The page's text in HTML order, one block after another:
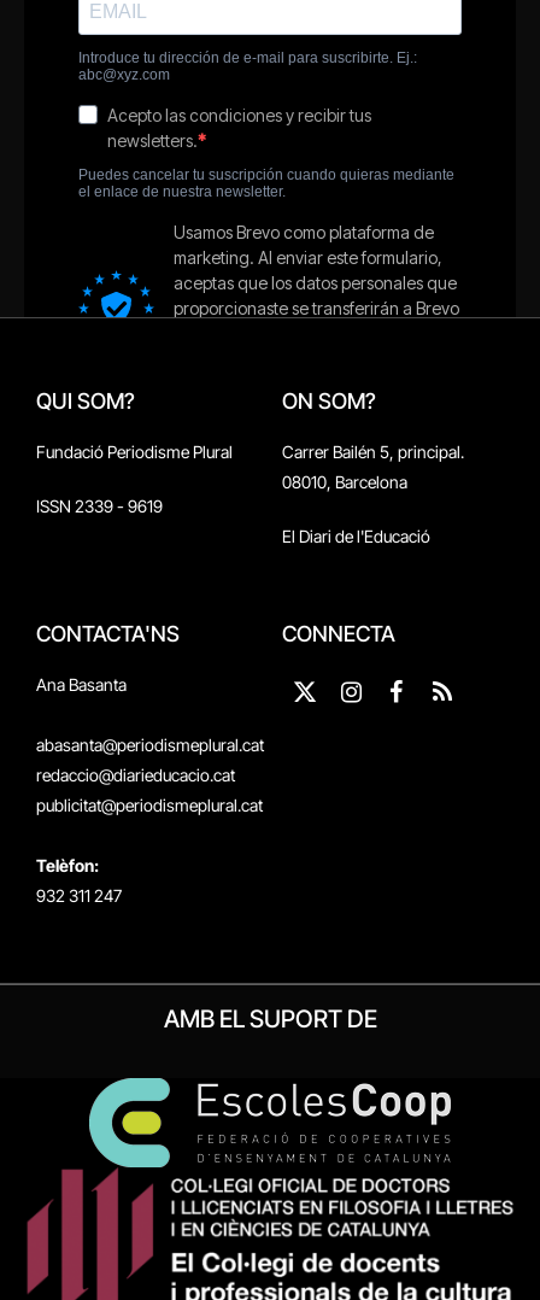
QUI SOM?
Fundació Periodisme Plural
ISSN 2339 - 9619
ON SOM?
Carrer Bailén 5, principal.
08010, Barcelona
El Diari de l'Educació
CONTACTA'NS
Ana Basanta
abasanta@periodismeplural.cat
redaccio@diarieducacio.cat
publicitat@periodismeplural.cat
Telèfon:
932 311 247
CONNECTA
X
Instagram
Facebook
RSS
AMB EL SUPORT DE